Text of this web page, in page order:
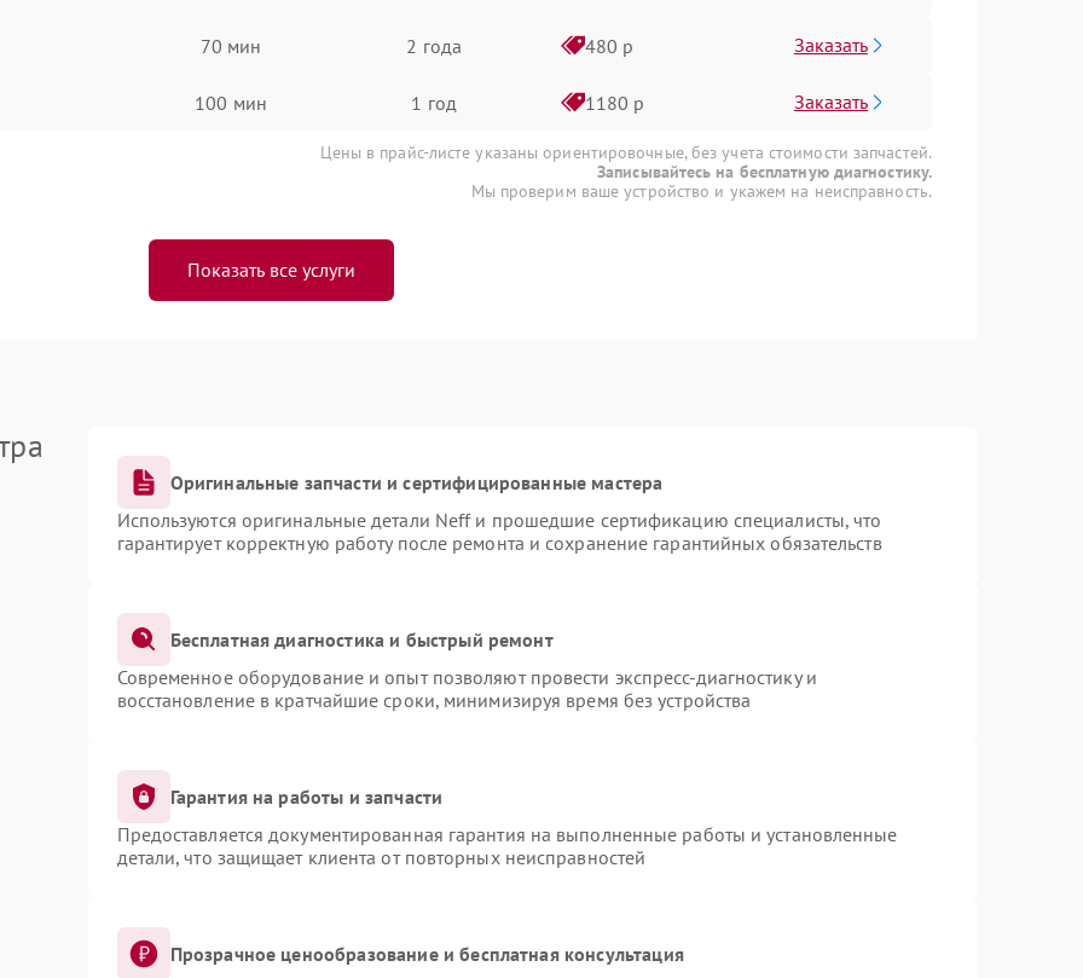
70 мин 2 года 480 р Заказать
100 мин 1 год 1180 р Заказать
Цены в прайс-листе указаны ориентировочные, без учета стоимости запчастей.
Записывайтесь на бесплатную диагностику.
Мы проверим ваше устройство и укажем на неисправность.
Показать все услуги
Оригинальные запчасти и сертифицированные мастера
Используются оригинальные детали Neff и прошедшие сертификацию специалисты, что
гарантирует корректную работу после ремонта и сохранение гарантийных обязательств
Бесплатная диагностика и быстрый ремонт
Современное оборудование и опыт позволяют провести экспресс-диагностику и
восстановление в кратчайшие сроки, минимизируя время без устройства
Гарантия на работы и запчасти
Предоставляется документированная гарантия на выполненные работы и установленные
детали, что защищает клиента от повторных неисправностей
Прозрачное ценообразование и бесплатная консультация